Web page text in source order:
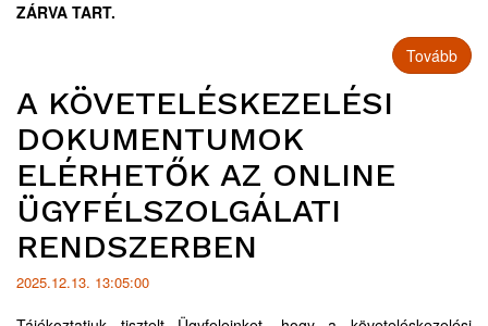
ZÁRVA TART.
Tovább
A KÖVETELÉSKEZELÉSI
DOKUMENTUMOK
ELÉRHETŐK AZ ONLINE
ÜGYFÉLSZOLGÁLATI
RENDSZERBEN
2025.12.13. 13:05:00